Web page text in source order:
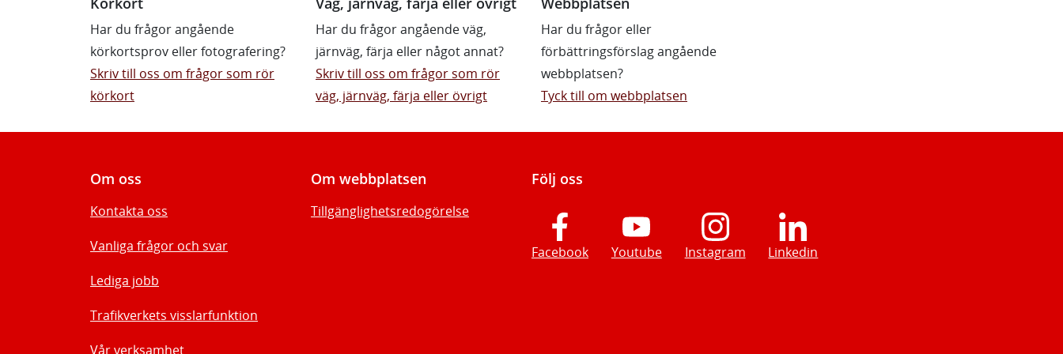
Har du frågor angående
körkortsprov eller fotografering?
Skriv till oss om frågor som rör
körkort
Har du frågor angående väg,
järnväg, färja eller något annat?
Skriv till oss om frågor som rör
väg, järnväg, färja eller övrigt
Har du frågor eller
förbättringsförslag angående
webbplatsen?
Tyck till om webbplatsen
Om oss
Kontakta oss
Vanliga frågor och svar
Lediga jobb
Trafikverkets visslarfunktion
Vår verksamhet
Om webbplatsen
Tillgänglighetsredogörelse
Följ oss
Facebook Youtube Instagram Linkedin